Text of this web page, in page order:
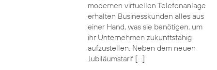
modernen virtuellen Telefonanlage
erhalten Businesskunden alles aus
einer Hand, was sie benötigen, um
ihr Unternehmen zukunftsfähig
aufzustellen. Neben dem neuen
Jubiläumstarif […]